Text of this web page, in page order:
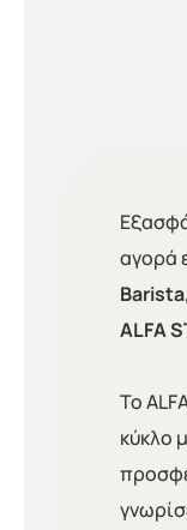
αγορά
Barista
ΑLFA
Το
κύκλο